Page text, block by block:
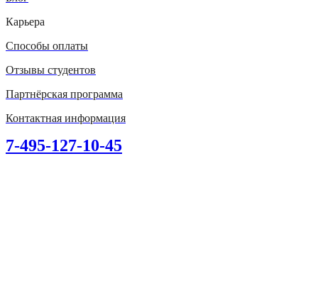
Карьера
Способы оплаты
Отзывы студентов
Партнёрская программа
Контактная информация
7-495-127-10-45